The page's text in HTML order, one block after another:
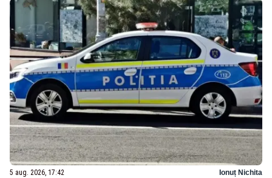
5 aug. 2026, 17:42 Ionuț Nichita